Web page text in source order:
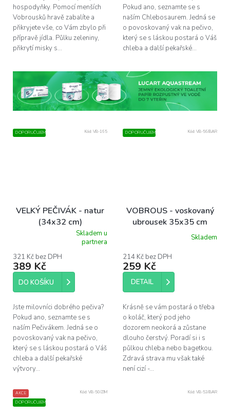
hospodyňky. Pomocí menších
Vobrousků hravě zabalíte a
přikryjete vše, co Vám zbylo při
přípravě jídla. Půlku zeleniny,
přikrytí misky s...
Pokud ano, seznamte se s
naším Chlebosaurem. Jedná se
o povoskovaný vak na pečivo,
který se s láskou postará o Váš
chleba a další pekařské...
DOPORUČUJEME
VELKÝ PEČIVÁK - natur
(34x32 cm)
produktu
je
5,0
5
Skladem u
partnera
321 Kč bez DPH
389 Kč
DO KOŠÍKU
Jste milovníci dobrého pečiva?
Pokud ano, seznamte se s
naším Pečivákem. Jedná se o
povoskovaný vak na pečivo,
který se s láskou postará o Váš
chleba a další pekařské
výtvory...
Kód: VB-165 DOPORUČUJEME
VOBROUS - voskovaný
ubrousek 35x35 cm
produktu
je
5,0
5
Skladem
214 Kč bez DPH
259 Kč
DETAIL
Krásně se vám postará o třeba
o koláč, který pod jeho
dozorem neokorá a zůstane
dlouho čerstvý. Poradí si i s
půlkou chleba nebo bagetkou.
Zdravá strava mu však také
není cizí -...
Kód: VB-56/BAR
AKCE
DOPORUČUJEME
Kód: VB-50/ZIM Kód: VB-53/BAR